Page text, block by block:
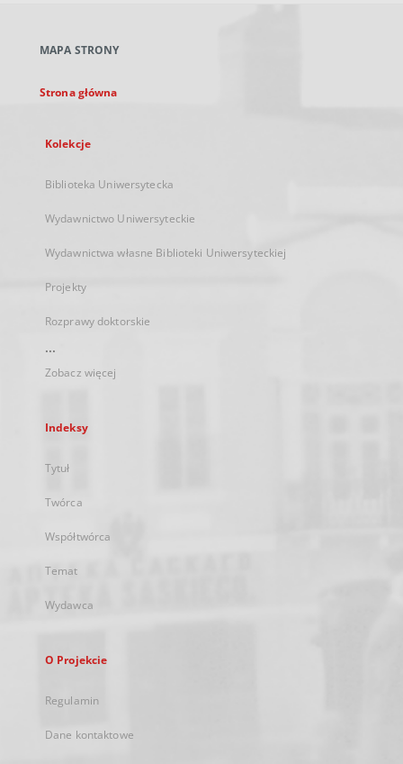
karcie
MAPA STRONY
Strona główna
Kolekcje
Biblioteka Uniwersytecka
Wydawnictwo Uniwersyteckie
Wydawnictwa własne Biblioteki Uniwersyteckiej
Projekty
Rozprawy doktorskie
...
Zobacz więcej
Indeksy
Tytuł
Twórca
Współtwórca
Temat
Wydawca
O Projekcie
Regulamin
Dane kontaktowe